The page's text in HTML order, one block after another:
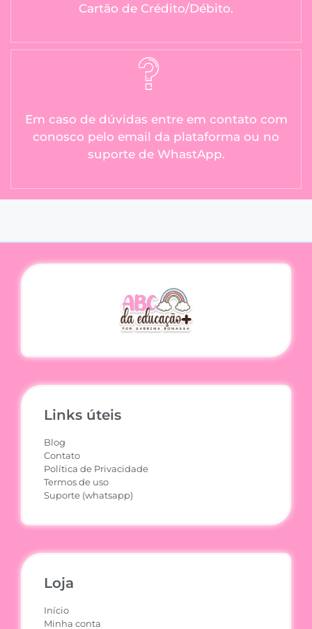
Cartão de Crédito/Débito.
Em caso de dúvidas entre em contato com
conosco pelo email da plataforma ou no
suporte de WhastApp.
Links úteis
Blog
Contato
Política de Privacidade
Termos de uso
Suporte (whatsapp)
Loja
Início
Minha conta